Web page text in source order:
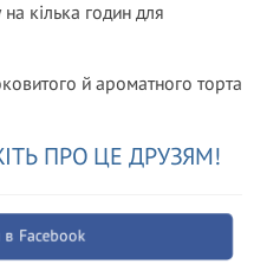
кілька годин для
й ароматного торта
ПРО ЦЕ ДРУЗЯМ!
в Facebook